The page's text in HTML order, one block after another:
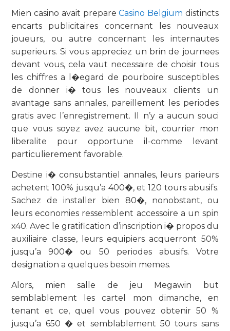
Mien casino avait prepareCasino Belgium distincts
encarts publicitaires concernant les nouveaux
joueurs, ou autre concernant les internautes
superieurs. Si vous appreciez un brin de journees
devant vous, cela vaut necessaire de choisir tous
les chiffres a l�egard de pourboire susceptibles
de donner i� tous les nouveaux clients un
avantage sans annales, pareillement les periodes
gratis avec l’enregistrement. Il n’y a aucun souci
que vous soyez avez aucune bit, courrier mon
liberalite pour opportune il-comme levant
particulierement favorable.
Destine i� consubstantiel annales, leurs parieurs
achetent 100% jusqu’a 400�, et 120 tours abusifs.
Sachez de installer bien 80�, nonobstant, ou
leurs economies ressemblent accessoire a un spin
x40. Avec le gratification d’inscription i� propos du
auxiliaire classe, leurs equipiers acquerront 50%
jusqu’a 900� ou 50 periodes abusifs. Votre
designation a quelques besoin memes.
Alors, mien salle de jeu Megawin but
semblablement les cartel mon dimanche, en
tenant et ce, quel vous pouvez obtenir 50 %
jusqu’a 650 � et semblablement 50 tours sans